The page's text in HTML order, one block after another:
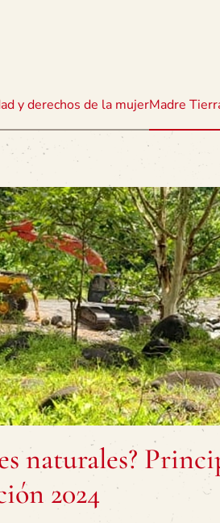
y derechos de la mujerMadre
naturales?
2024